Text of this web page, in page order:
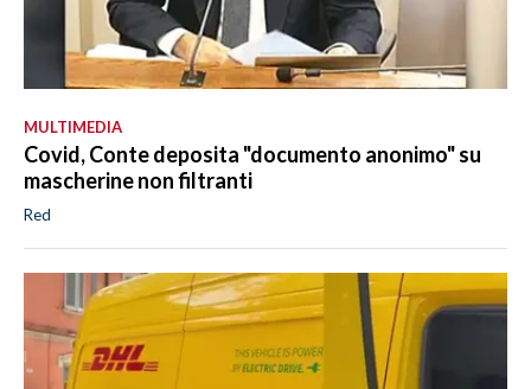
MULTIMEDIA
Covid, Conte deposita "documento anonimo" su
mascherine non filtranti
Red